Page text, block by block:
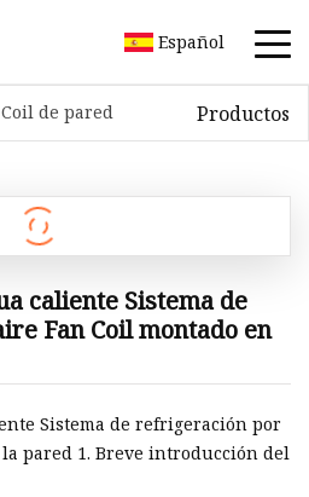
Español
de pared Productos
caliente Sistema de
Fan Coil montado en
Sistema de refrigeración por
pared 1. Breve introducción del